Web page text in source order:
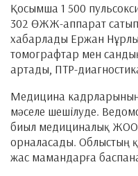
Қосымша 1 500
302 ӨЖЖ-аппарат
хабарлады Ержан
томографтар мен
артады, ПТР-диагностика
Медицина кадрларының
мәселе шешілуде.
биыл медициналық ЖОО-
орналасады. Облыстың
жас мамандарға